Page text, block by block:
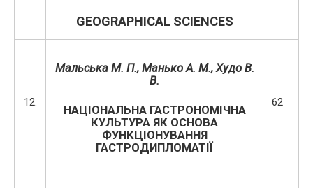
GEOGRAPHICAL SCIENCES
12.
Мальська М. П., Манько А. М., Худо В.
В.
НАЦІОНАЛЬНА ГАСТРОНОМІЧНА
КУЛЬТУРА ЯК ОСНОВА
ФУНКЦІОНУВАННЯ
ГАСТРОДИПЛОМАТІЇ
62